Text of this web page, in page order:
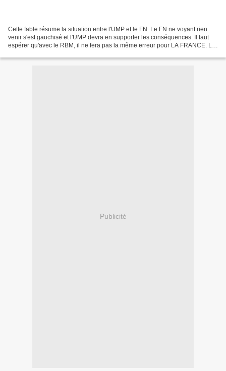
Cette fable résume la situation entre l'UMP et le FN. Le FN ne voyant rien
venir s'est gauchisé et l'UMP devra en supporter les conséquences. Il faut
espérer qu'avec le RBM, il ne fera pas la même erreur pour LA FRANCE. La
Publicité